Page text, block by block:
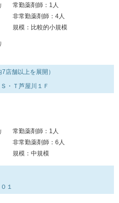
常勤薬剤師：1人
非常勤薬剤師：4人
規模：比較的小規模
7店舗以上を展開）
・Ｔ芦屋川１Ｆ
常勤薬剤師：1人
非常勤薬剤師：6人
規模：中規模
１